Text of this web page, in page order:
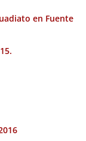
en Fuente